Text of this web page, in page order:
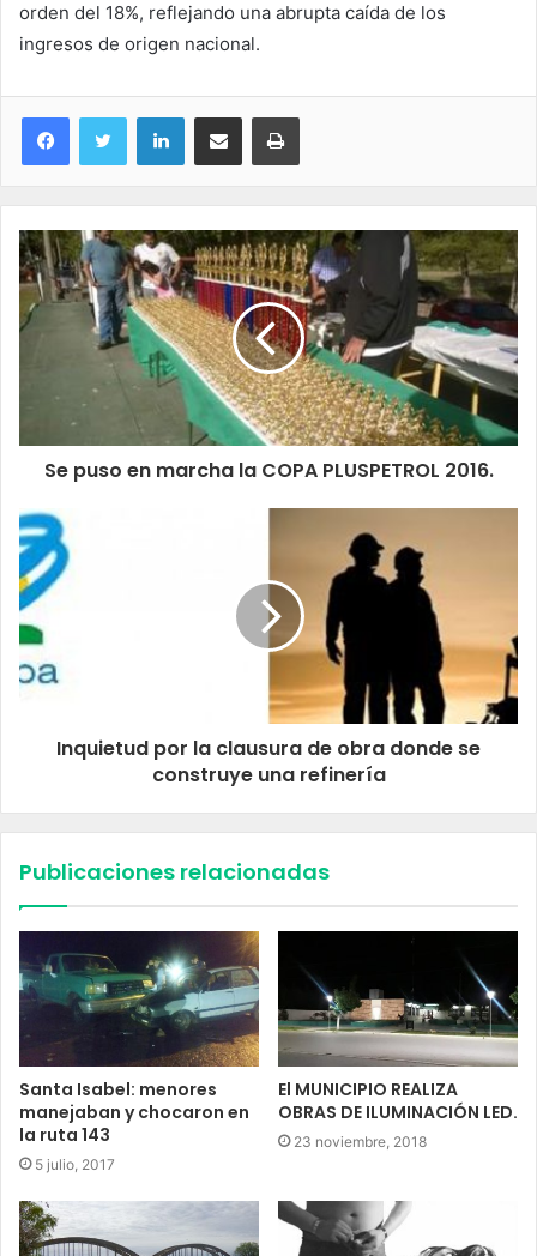
orden del 18%, reflejando una abrupta caída de los
ingresos de origen nacional.
LinkedInCompartir por correo electrónicoImprimir
Se puso en marcha la COPA PLUSPETROL 2016.
Inquietud por la clausura de obra donde se
construye una refinería
Publicaciones relacionadas
Santa Isabel: menores
manejaban y chocaron en
la ruta 143
5 julio, 2017
El MUNICIPIO REALIZA
OBRAS DE ILUMINACIÓN LED.
23 noviembre, 2018